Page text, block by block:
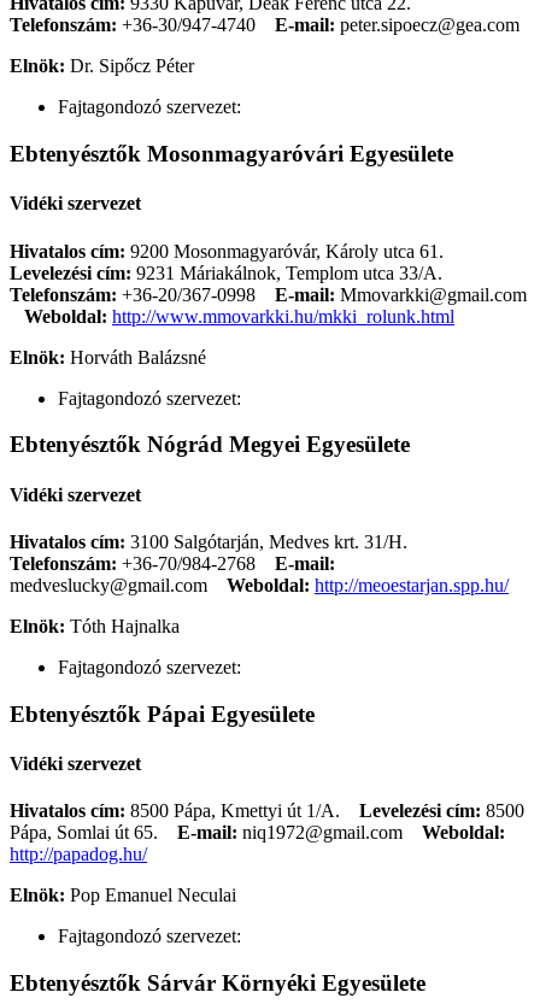
Telefonszám: +36-30/947-4740 E-mail: peter.sipoecz@gea.com
Elnök: Dr. Sipőcz Péter
Fajtagondozó szervezet:
Ebtenyésztők Mosonmagyaróvári Egyesülete
Vidéki szervezet
Hivatalos cím: 9200 Mosonmagyaróvár, Károly utca 61.
Levelezési cím: 9231 Máriakálnok, Templom utca 33/A.
Telefonszám: +36-20/367-0998 E-mail: Mmovarkki@gmail.com
Weboldal: http://www.mmovarkki.hu/mkki_rolunk.html
Elnök: Horváth Balázsné
Fajtagondozó szervezet:
Ebtenyésztők Nógrád Megyei Egyesülete
Vidéki szervezet
Hivatalos cím: 3100 Salgótarján, Medves krt. 31/H.
Telefonszám: +36-70/984-2768
E-mail:
medveslucky@gmail.com
Weboldal: http://meoestarjan.spp.hu/
Elnök: Tóth Hajnalka
Fajtagondozó szervezet:
Ebtenyésztők Pápai Egyesülete
Vidéki szervezet
Hivatalos cím: 8500 Pápa, Kmettyi út 1/A. Levelezési cím: 8500
Pápa, Somlai út 65.
E-mail: niq1972@gmail.com
Weboldal:
http://papadog.hu/
Elnök: Pop Emanuel Neculai
Fajtagondozó szervezet:
Ebtenyésztők Sárvár Környéki Egyesülete